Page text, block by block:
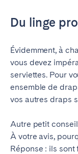
Du linge
Évidemment, à
vous devez
serviettes. Pour
ensemble de
vos autres draps
Autre petit
À votre avis,
Réponse : ils